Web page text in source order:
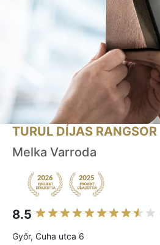
TURUL DÍJAS RANGSOR
Melka Varroda
8.5
Győr, Cuha utca 6